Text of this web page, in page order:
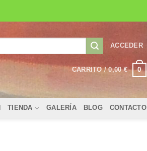
ACCEDER
CARRITO /0,00€ 0
TIENDA GALERÍA BLOG CONTACTO